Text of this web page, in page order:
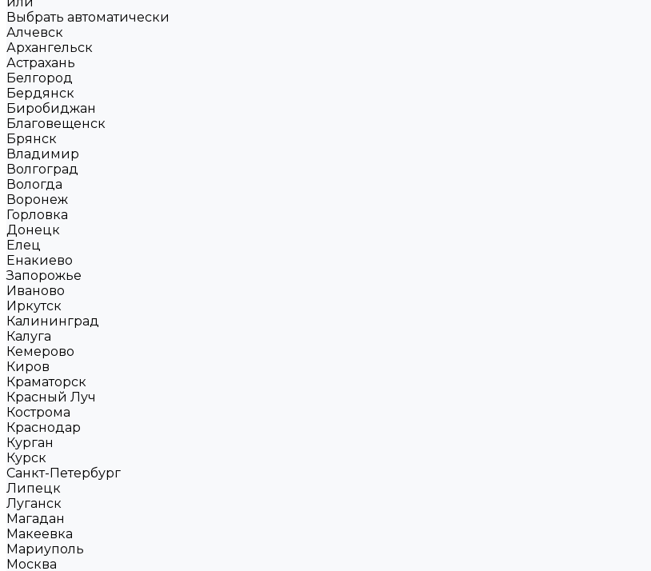
Выбрать автоматически
Алчевск
Архангельск
Астрахань
Белгород
Бердянск
Биробиджан
Благовещенск
Брянск
Владимир
Волгоград
Вологда
Воронеж
Горловка
Донецк
Елец
Енакиево
Запорожье
Иваново
Иркутск
Калининград
Калуга
Кемерово
Киров
Краматорск
Красный Луч
Кострома
Краснодар
Курган
Курск
Санкт-Петербург
Липецк
Луганск
Магадан
Макеевка
Мариуполь
Москва